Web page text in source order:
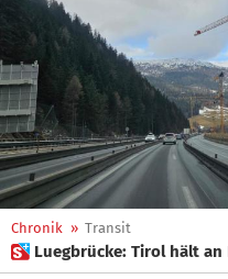
Chronik » Transit
 Luegbrücke: Tirol hält